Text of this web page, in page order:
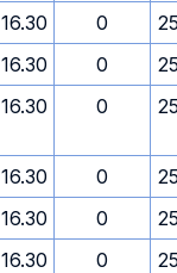
16.30 0
16.30 0
16.30 0
16.30 0
16.30 0
16.30 0